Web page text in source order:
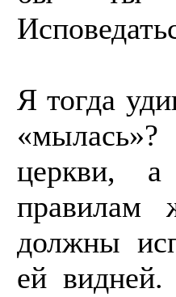
Я тогда
церкви,
правилам
должны
ей